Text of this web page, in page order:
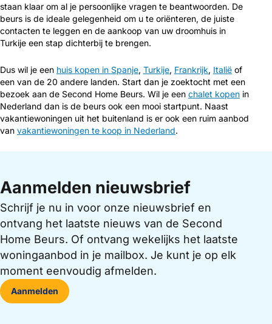
staan klaar om al je persoonlijke vragen te beantwoorden. De
beurs is de ideale gelegenheid om u te oriënteren, de juiste
contacten te leggen en de aankoop van uw droomhuis in
Turkije een stap dichterbij te brengen.
Dus wil je een huis kopen in Spanje, Turkije, Frankrijk, Italië of
een van de 20 andere landen. Start dan je zoektocht met een
bezoek aan de Second Home Beurs. Wil je een chalet kopen in
Nederland dan is de beurs ook een mooi startpunt. Naast
vakantiewoningen uit het buitenland is er ook een ruim aanbod
van vakantiewoningen te koop in Nederland.
Aanmelden nieuwsbrief
Schrijf je nu in voor onze nieuwsbrief en
ontvang het laatste nieuws van de Second
Home Beurs. Of ontvang wekelijks het laatste
woningaanbod in je mailbox. Je kunt je op elk
moment eenvoudig afmelden.
Aanmelden